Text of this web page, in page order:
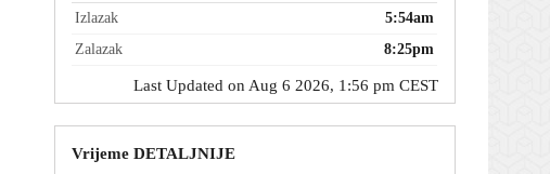
Izlazak
5:54am
Zalazak
8:25pm
Last Updated on Aug 6 2026, 1:56 pm CEST
Vrijeme DETALJNIJE